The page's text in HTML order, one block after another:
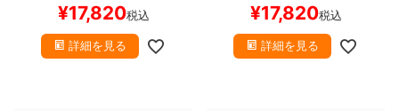
¥17,820税込
詳細を見る
¥17,820税込
詳細を見る